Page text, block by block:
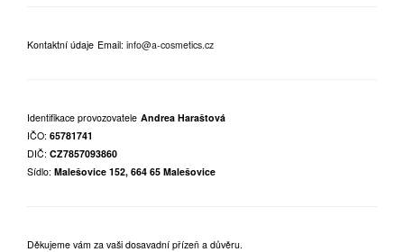
Kontaktní údaje Email: info@a-cosmetics.cz
Identifikace provozovatele Andrea Haraštová
IČO: 65781741
DIČ: CZ7857093860
Sídlo: Malešovice 152, 664 65 Malešovice
Děkujeme vám za vaši dosavadní přízeň a důvěru.